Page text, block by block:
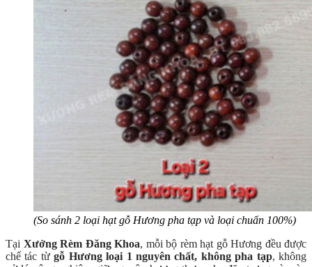
(So sánh 2 loại hạt gỗ Hương pha tạp và loại chuẩn 100%)
Tại Xưởng Rèm Đăng Khoa, mỗi bộ rèm hạt gỗ Hương đều được
chế tác từgỗ Hương loại 1 nguyên chất, không pha tạp, không